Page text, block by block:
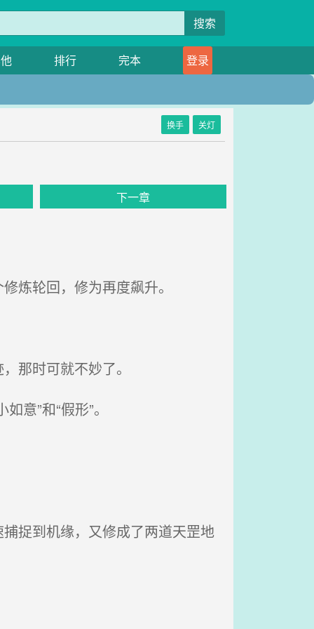
搜索
排行 完本 登录
换手 关灯
下一章
炼轮回，修为再度飙升。
那时可就不妙了。
意”和“假形”。
捉到机缘，又修成了两道天罡地